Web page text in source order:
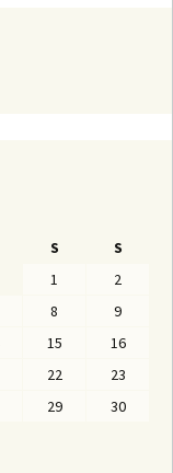
S S
1
2
8
9
15
16
22
23
29
30